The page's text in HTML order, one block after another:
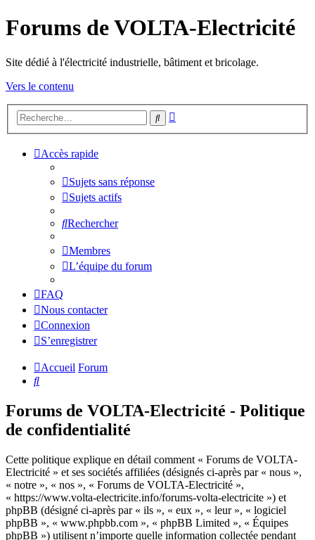
Forums de VOLTA-Electricité
Site dédié à l'électricité industrielle, bâtiment et bricolage.
Vers le contenu
Rechercher
Accès rapide
Sujets sans réponse
Sujets actifs
Rechercher
Membres
L’équipe du forum
FAQ
Nous contacter
Connexion
S’enregistrer
Accueil Forum
Rechercher
Forums de VOLTA-Electricité - Politique
de confidentialité
Cette politique explique en détail comment « Forums de VOLTA-
Electricité » et ses sociétés affiliées (désignés ci-après par « nous »,
« notre », « nos », « Forums de VOLTA-Electricité »,
« https://www.volta-electricite.info/forums-volta-electricite ») et
phpBB (désigné ci-après par « ils », « eux », « leur », « logiciel
phpBB », « www.phpbb.com », « phpBB Limited », « Équipes
phpBB ») utilisent n’importe quelle information collectée pendant